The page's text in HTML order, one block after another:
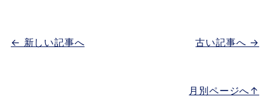
古い記事へ →
← 新しい記事へ
月別ページへ↑